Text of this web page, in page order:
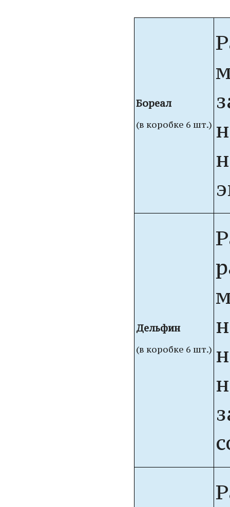
Бореал
(в коробке 6 шт.)
Дельфин
(в коробке 6 шт.)